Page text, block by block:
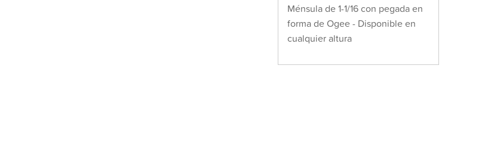
Ménsula de 1-1/16 con pegada en
forma de Ogee - Disponible en
cualquier altura